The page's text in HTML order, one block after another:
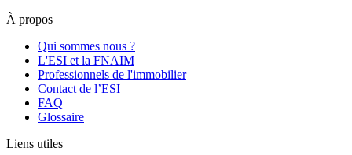
À propos
Qui sommes nous ?
L'ESI et la FNAIM
Professionnels de l'immobilier
Contact de l’ESI
FAQ
Glossaire
Liens utiles